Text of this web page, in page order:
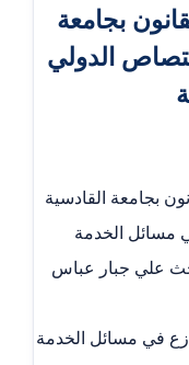
بجامعة
الدولي
بجامعة القادسية
مسائل الخدمة
علي جبار عباس
في مسائل الخدمة